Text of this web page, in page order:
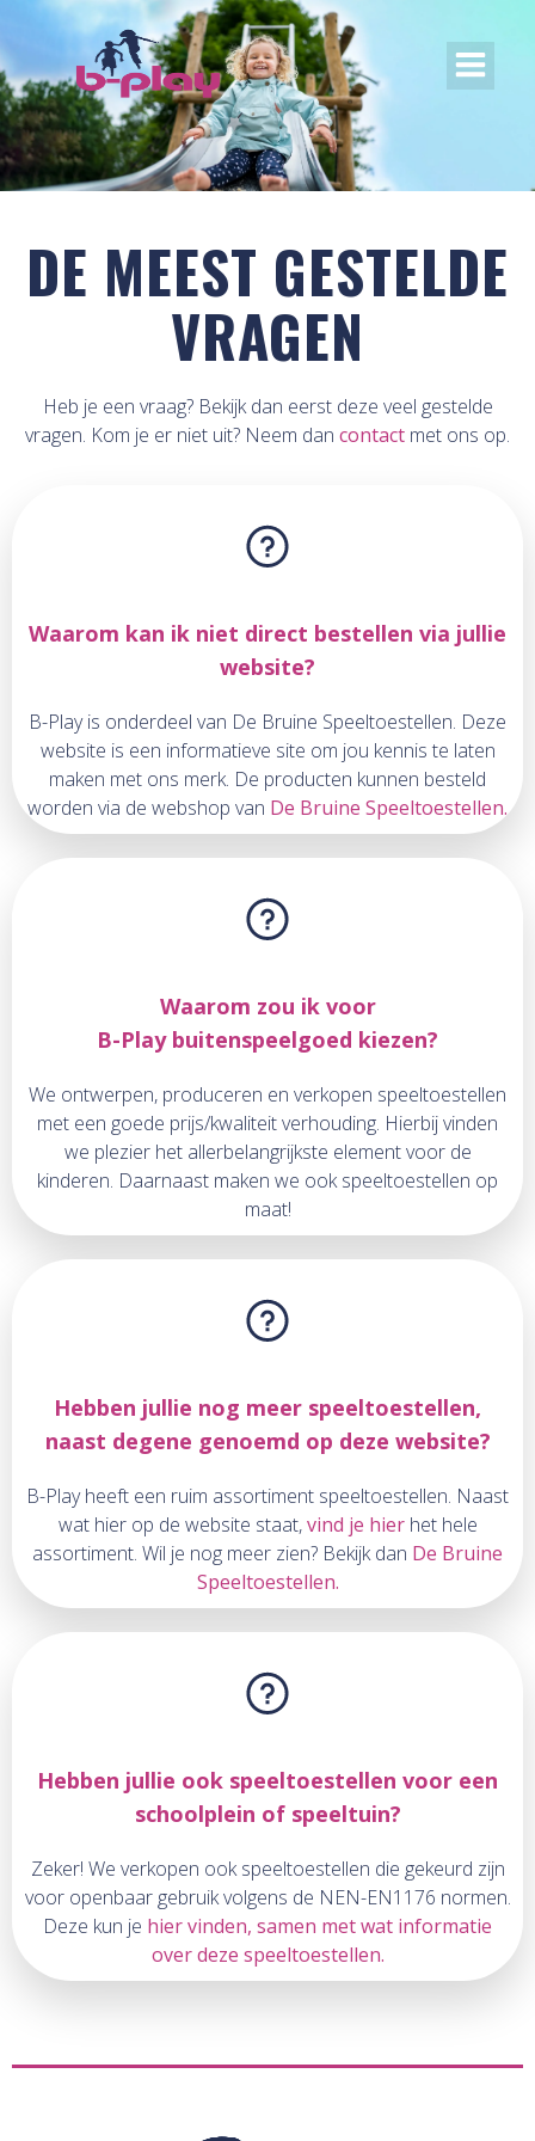
DE MEEST GESTELDE
VRAGEN
Heb je een vraag? Bekijk dan eerst deze veel gestelde
vragen. Kom je er niet uit? Neem dan contact met ons op.
Waarom kan ik niet direct bestellen via jullie
website?
B-Play is onderdeel van De Bruine Speeltoestellen. Deze
website is een informatieve site om jou kennis te laten
maken met ons merk. De producten kunnen besteld
worden via de webshop van De Bruine Speeltoestellen.
Waarom zou ik voor
B-Play buitenspeelgoed kiezen?
We ontwerpen, produceren en verkopen speeltoestellen
met een goede prijs/kwaliteit verhouding. Hierbij vinden
we plezier het allerbelangrijkste element voor de
kinderen. Daarnaast maken we ook speeltoestellen op
maat!
Hebben jullie nog meer speeltoestellen,
naast degene genoemd op deze website?
B-Play heeft een ruim assortiment speeltoestellen. Naast
wat hier op de website staat,vind je hierhet hele
assortiment. Wil je nog meer zien? Bekijk dan De Bruine
Speeltoestellen.
Hebben jullie ook speeltoestellen voor een
schoolplein of speeltuin?
Zeker! We verkopen ook speeltoestellen die gekeurd zijn
voor openbaar gebruik volgens de NEN-EN1176 normen.
Deze kun je hier vinden, samen met wat informatie
over deze speeltoestellen.